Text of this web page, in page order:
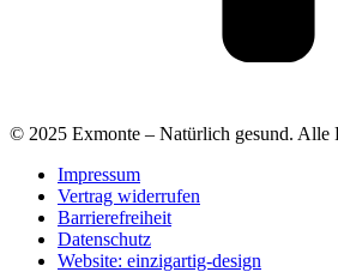
© 2025 Exmonte – Natürlich gesund. Alle
Impressum
Vertrag widerrufen
Barrierefreiheit
Datenschutz
Website: einzigartig-design